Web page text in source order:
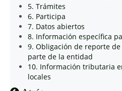
5. Trámites
6. Participa
7. Datos abiertos
8. Información específica
9. Obligación de reporte
parte de la entidad
10. Información tributaria
locales